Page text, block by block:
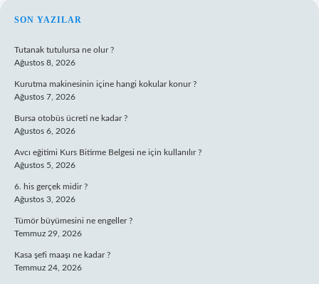
SIDEBAR
SON YAZILAR
Tutanak tutulursa ne olur ?
Ağustos 8, 2026
Kurutma makinesinin içine hangi kokular konur ?
Ağustos 7, 2026
Bursa otobüs ücreti ne kadar ?
Ağustos 6, 2026
Avcı eğitimi Kurs Bitirme Belgesi ne için kullanılır ?
Ağustos 5, 2026
6. his gerçek midir ?
Ağustos 3, 2026
Tümör büyümesini ne engeller ?
Temmuz 29, 2026
Kasa şefi maaşı ne kadar ?
Temmuz 24, 2026